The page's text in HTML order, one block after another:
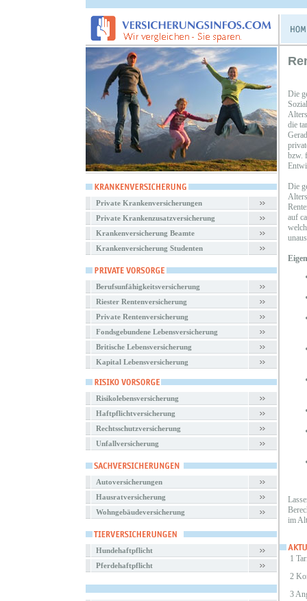
Private Krankenversicherungen
Private Krankenzusatzversicherung
Krankenversicherung Beamte
Krankenversicherung Studenten
Berufsunfähigkeitsversicherung
Riester Rentenversicherung
Private Rentenversicherung
Fondsgebundene Lebensversicherung
Britische Lebensversicherung
Kapital Lebensversicherung
Risikolebensversicherung
Haftpflichtversicherung
Rechtsschutzversicherung
Unfallversicherung
Autoversicherungen
Hausratversicherung
Wohngebäudeversicherung
Hundehaftpflicht
Pferdehaftpflicht
Die
die
bzw.
Die
auf
im
1
2
3